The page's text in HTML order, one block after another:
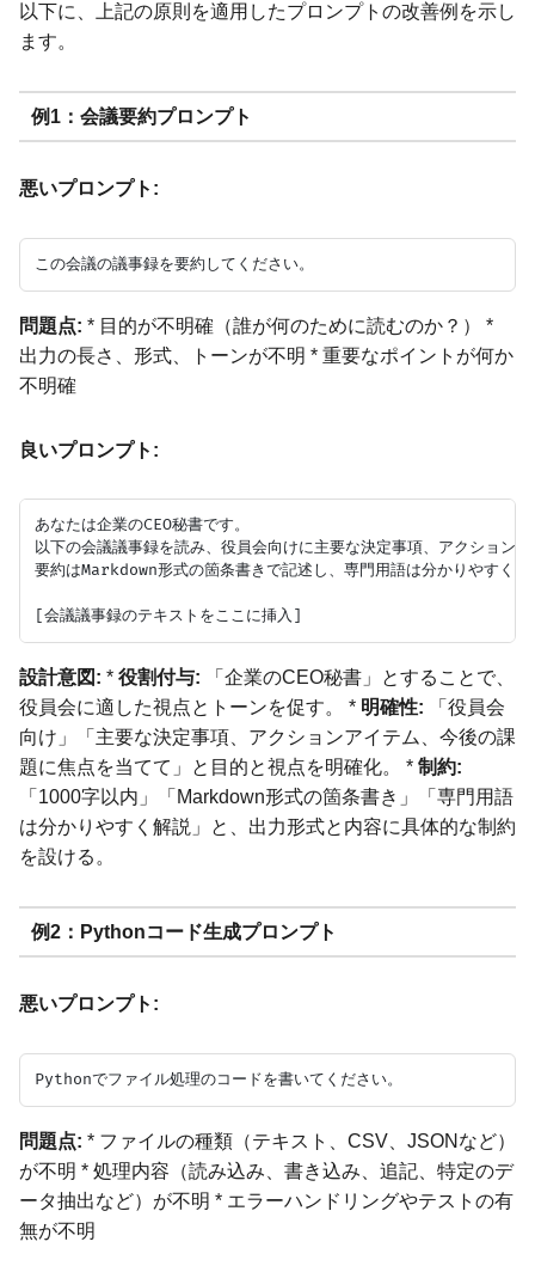
以下に、上記の原則を適用したプロンプトの改善例を示し
ます。
例1：会議要約プロンプト
悪いプロンプト:
問題点: * 目的が不明確（誰が何のために読むのか？） *
出力の長さ、形式、トーンが不明 * 重要なポイントが何か
不明確
良いプロンプト:
あなたは企業のCEO秘書です。
以下の会議議事録を読み、役員会向けに主要な決定事項、アクション
要約はMarkdown形式の箇条書きで記述し、専門用語は分かりやすく
設計意図: * 役割付与: 「企業のCEO秘書」とすることで、
役員会に適した視点とトーンを促す。 * 明確性: 「役員会
向け」「主要な決定事項、アクションアイテム、今後の課
題に焦点を当てて」と目的と視点を明確化。 * 制約:
「1000字以内」「Markdown形式の箇条書き」「専門用語
は分かりやすく解説」と、出力形式と内容に具体的な制約
を設ける。
例2：Pythonコード生成プロンプト
悪いプロンプト:
問題点: * ファイルの種類（テキスト、CSV、JSONなど）
が不明 * 処理内容（読み込み、書き込み、追記、特定のデ
ータ抽出など）が不明 * エラーハンドリングやテストの有
無が不明